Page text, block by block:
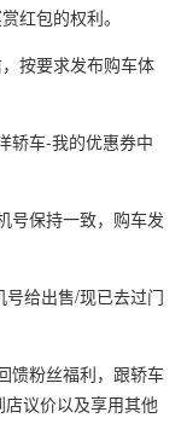
红包的权利。
按要求发布购车体
车-我的优惠券中
保持一致，购车发
给出售/现已去过门
粉丝福利，跟轿车
议价以及享用其他